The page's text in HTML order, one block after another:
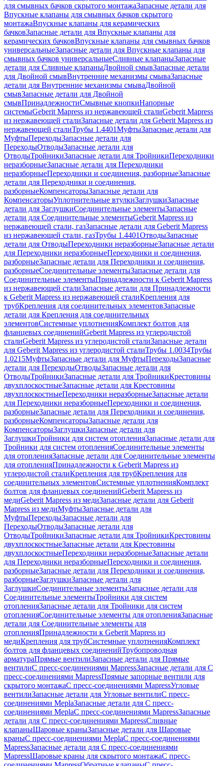
для смывных бачков скрытого монтажаЗапасные детали для
Впускные клапаны для смывных бачков скрытого
монтажаВпускные клапаны для керамических
бачковЗапасные детали для Впускные клапаны для
керамических бачковВпускные клапаны для смывных бачков
универсальныеЗапасные детали для Впускные клапаны для
смывных бачков универсальныеСливные клапаныЗапасные
детали для Сливные клапаныДвойной смывЗапасные детали
для Двойной смывВнутренние механизмы смываЗапасные
детали для Внутренние механизмы смываДвойной
смывЗапасные детали для Двойной
смывПринадлежностиСмывные кнопкиНапорные
системыGeberit Mapress из нержавеющей сталиGeberit Mapress
из нержавеющей сталиЗапасные детали для Geberit Mapress из
нержавеющей сталиТрубы 1.4401МуфтыЗапасные детали для
МуфтыПереходыЗапасные детали для
ПереходыОтводыЗапасные детали для
ОтводыТройникиЗапасные детали для ТройникиПереходники
неразборныеЗапасные детали для Переходники
неразборныеПереходники и соединения, разборныеЗапасные
детали для Переходники и соединения,
разборныеКомпенсаторыЗапасные детали для
КомпенсаторыУплотнительные втулкиЗаглушкиЗапасные
детали для ЗаглушкиСоединительные элементыЗапасные
детали для Соединительные элементыGeberit Mapress из
нержавеющей стали, газЗапасные детали для Geberit Mapress
из нержавеющей стали, газТрубы 1.4401ОтводыЗапасные
детали для ОтводыПереходники неразборныеЗапасные детали
для Переходники неразборныеПереходники и соединения,
разборныеЗапасные детали для Переходники и соединения,
разборныеСоединительные элементыЗапасные детали для
Соединительные элементыПринадлежности к Geberit Mapress
из нержавеющей сталиЗапасные детали для Принадлежности
к Geberit Mapress из нержавеющей сталиКрепления для
трубКрепления для соединительных элементовЗапасные
детали для Крепления для соединительных
элементовСистемные уплотненияКомплект болтов для
фланцевых соединенийGeberit Mapress из углеродистой
сталиGeberit Mapress из углеродистой сталиЗапасные детали
для Geberit Mapress из углеродистой сталиТрубы 1.0034Трубы
1.0215МуфтыЗапасные детали для МуфтыПереходыЗапасные
детали для ПереходыОтводыЗапасные детали для
ОтводыТройникиЗапасные детали для ТройникиКрестовины
двухплоскостныеЗапасные детали для Крестовины
двухплоскостныеПереходники неразборныеЗапасные детали
для Переходники неразборныеПереходники и соединения,
разборныеЗапасные детали для Переходники и соединения,
разборныеКомпенсаторыЗапасные детали для
КомпенсаторыЗаглушкиЗапасные детали для
ЗаглушкиТройники для систем отопленияЗапасные детали для
Тройники для систем отопленияСоединительные элементы
для отопленияЗапасные детали для Соединительные элементы
для отопленияПринадлежности к Geberit Mapress из
углеродистой сталиКрепления для трубКрепления для
соединительных элементовСистемные уплотненияКомплект
болтов для фланцевых соединенийGeberit Mapress из
медиGeberit Mapress из медиЗапасные детали для Geberit
Mapress из медиМуфтыЗапасные детали для
МуфтыПереходыЗапасные детали для
ПереходыОтводыЗапасные детали для
ОтводыТройникиЗапасные детали для ТройникиКрестовины
двухплоскостныеЗапасные детали для Крестовины
двухплоскостныеПереходники неразборныеЗапасные детали
для Переходники неразборныеПереходники и соединения,
разборныеЗапасные детали для Переходники и соединения,
разборныеЗаглушкиЗапасные детали для
ЗаглушкиСоединительные элементыЗапасные детали для
Соединительные элементыТройники для систем
отопленияЗапасные детали для Тройники для систем
отопленияСоединительные элементы для отопленияЗапасные
детали для Соединительные элементы для
отопленияПринадлежности к Geberit Mapress из
медиКрепления для трубСистемные уплотненияКомплект
болтов для фланцевых соединенийТрубопроводная
арматураПрямые вентилиЗапасные детали для Прямые
вентилиС пресс-соединениями MapressЗапасные детали для С
пресс-соединениями MapressПрямые запорные вентили для
скрытого монтажаС пресс-соединениями MapressУгловые
вентилиЗапасные детали для Угловые вентилиС пресс-
соединениями MeplaЗапасные детали для С пресс-
соединениями MeplaС пресс-соединениями MapressЗапасные
детали для С пресс-соединениями MapressСливные
клапаныШаровые краныЗапасные детали для Шаровые
краныС пресс-соединениями MeplaС пресс-соединениями
MapressЗапасные детали для С пресс-соединениями
MapressШаровые краны для скрытого монтажаС пресс-